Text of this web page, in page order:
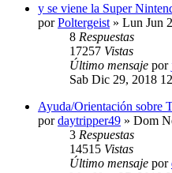
y se viene la Super
porPoltergeist » Lun Jun
8 Respuestas
17257 Vistas
Último mensaje por
Sab Dic 29, 2018
Ayuda/Orientación sobre
pordaytripper49 » Dom
3 Respuestas
14515 Vistas
Último mensaje por